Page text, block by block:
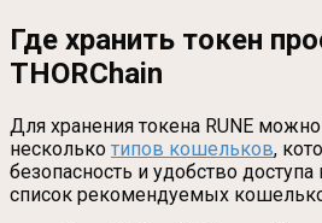
Где хранить токен
THORChain
Для хранения токена RUNE
несколько типов кошельков,
безопасность и удобство
список рекомендуемых